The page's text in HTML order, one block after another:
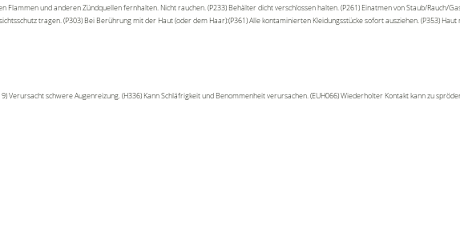
Flammen und anderen Zündquellen fernhalten. Nicht rauchen. (P233) Behälter dicht verschlossen halten. (P261) Einatmen von Staub/Rauch/
tragen. (P303) Bei Berührung mit der Haut (oder dem Haar):(P361) Alle kontaminierten Kleidungsstücke sofort ausziehen. (P353)
Verursacht schwere Augenreizung. (H336) Kann Schläfrigkeit und Benommenheit verursachen. (EUH066) Wiederholter Kontakt kann zu